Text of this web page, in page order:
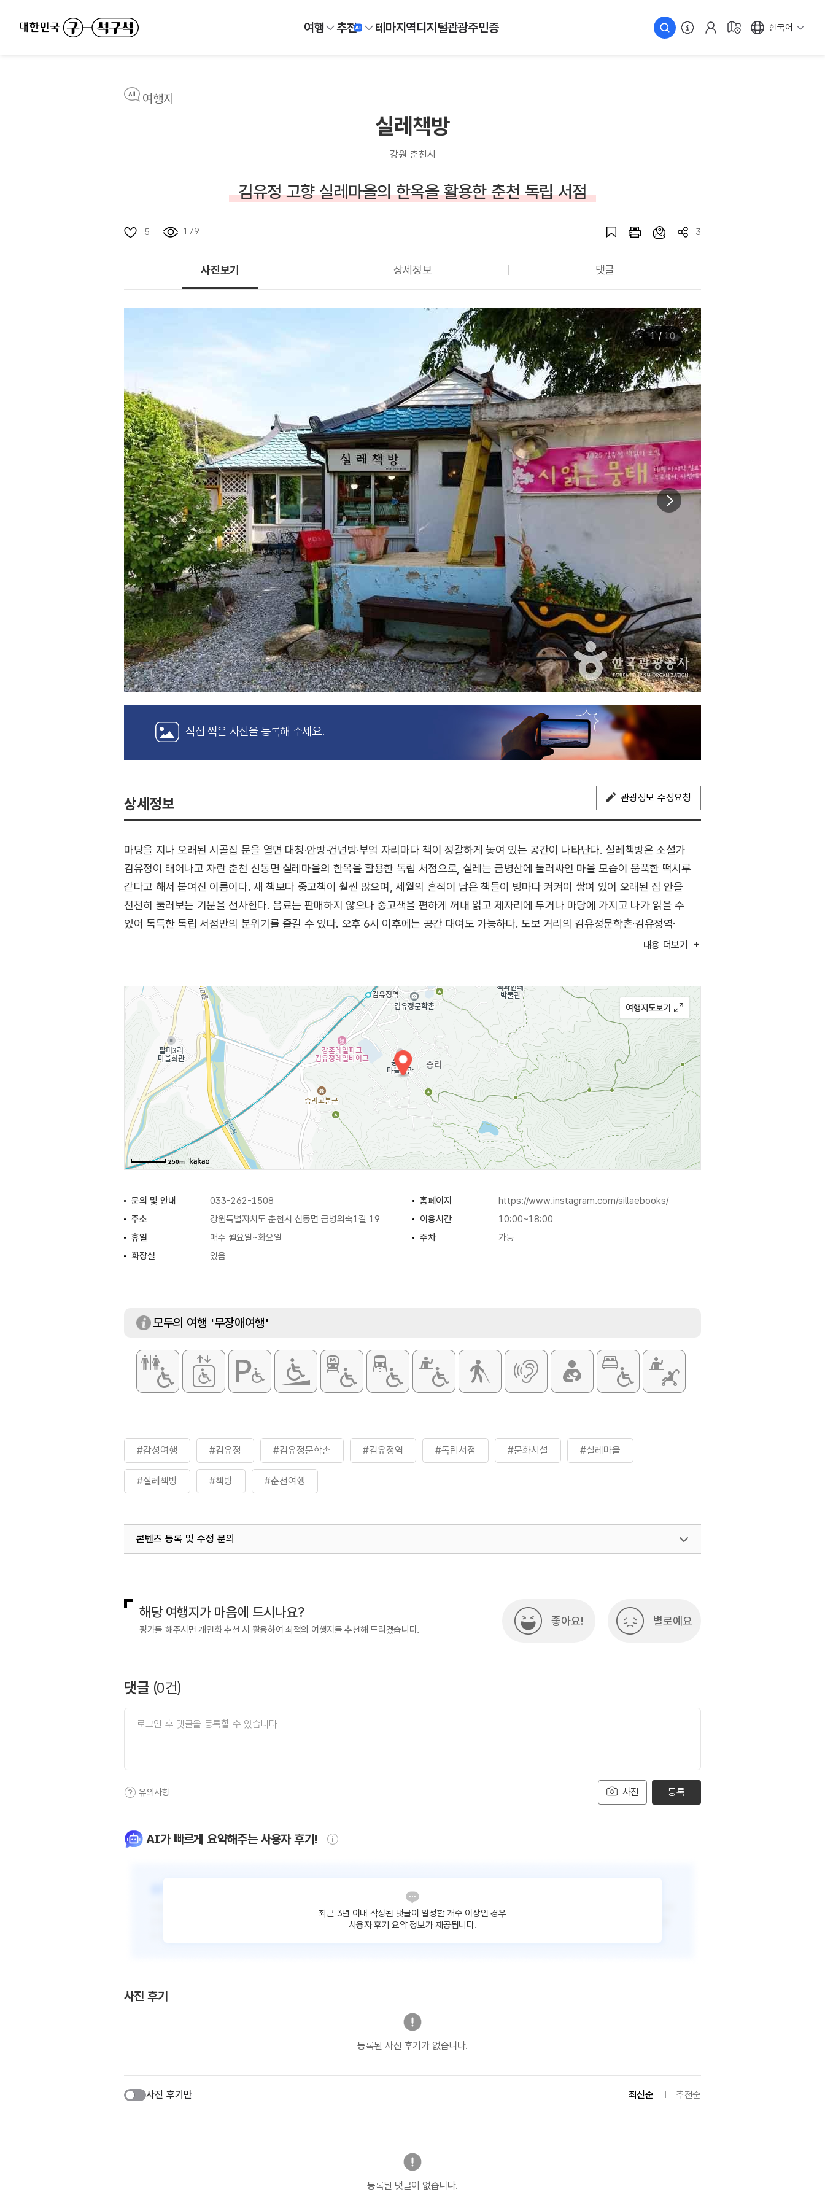
여행 추천 테마지역디지털관광주민증 한국어
여행지
실레책방
강원 춘천시
김유정 고향 실레마을의 한옥을 활용한 춘천 독립 서점
5 179 3
사진보기 상세정보 댓글
1/10
직접 찍은 사진을 등록해 주세요.
상세정보 관광정보 수정요청
마당을 지나 오래된 시골집 문을 열면 대청·안방·건넌방·부엌 자리마다 책이 정갈하게 놓여 있는 공간이 나타난다. 실레책방은 소설가
김유정이 태어나고 자란 춘천 신동면 실레마을의 한옥을 활용한 독립 서점으로, 실레는 금병산에 둘러싸인 마을 모습이 움푹한 떡시루
같다고 해서 붙여진 이름이다. 새 책보다 중고책이 훨씬 많으며, 세월의 흔적이 남은 책들이 방마다 켜켜이 쌓여 있어 오래된 집 안을
천천히 둘러보는 기분을 선사한다. 음료는 판매하지 않으나 중고책을 편하게 꺼내 읽고 제자리에 두거나 마당에 가지고 나가 읽을 수
있어 독특한 독립 서점만의 분위기를 즐길 수 있다. 오후 6시 이후에는 공간 대여도 가능하다. 도보 거리의 김유정문학촌·김유정역·
내용 더보기
250m
문의 및 안내 033-262-1508 홈페이지
https://www.instagram.com/sillaebooks/
주소
강원특별자치도 춘천시 신동면 금병의숙1길 19 이용시간
10:00~18:00
휴일
매주 월요일~화요일 주차
가능
화장실
있음
모두의 여행 '무장애여행'
#감성여행 #김유정 #김유정문학촌 #김유정역 #독립서점 #문화시설 #실레마을
#실레책방 #책방 #춘천여행
콘텐츠 등록 및 수정 문의
해당 여행지가 마음에 드시나요?
평가를 해주시면 개인화 추천 시 활용하여 최적의 여행지를 추천해 드리겠습니다.
좋아요! 별로예요
댓글 (0건)
사진
유의사항 등록
AI가 빠르게 요약해주는 사용자 후기!
최근 3년 이내 작성된 댓글이 일정한 개수 이상인 경우
사용자 후기 요약 정보가 제공됩니다.
사진 후기
등록된 사진 후기가 없습니다.
사진 후기만 최신순 추천순
등록된 댓글이 없습니다.